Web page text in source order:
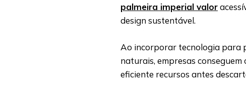
palmeira imperial valor
design sustentável.
Ao incorporar tecnologia para
naturais, empresas
eficiente recursos antes